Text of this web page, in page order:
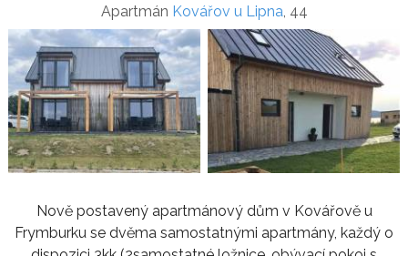
Apartmán Kovářov u Lipna, 44
Nově postavený apartmánový dům v Kovářově u
Frymburku se dvěma samostatnými apartmány, každý o